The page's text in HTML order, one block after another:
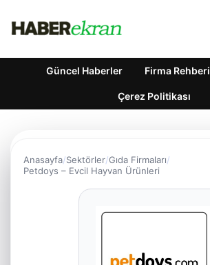
Güncel Haberler Firma Rehberi
Çerez Politikası
Anasayfa Sektörler Gıda Firmaları
Petdoys – Evcil Hayvan Ürünleri